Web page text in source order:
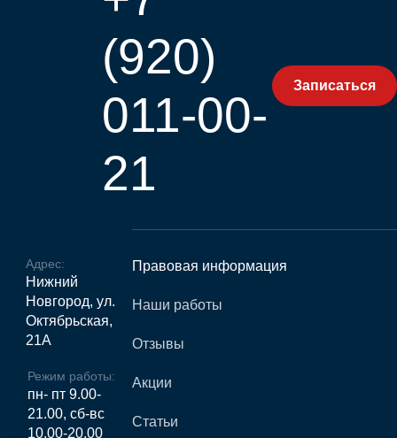
(920)
011-00-
21
Записаться
Адрес:
Нижний
Новгород, ул.
Октябрьская,
21А
Режим работы:
пн- пт 9.00-
21.00, сб-вс
10.00-20.00
Правовая информация
Наши работы
Отзывы
Акции
Статьи